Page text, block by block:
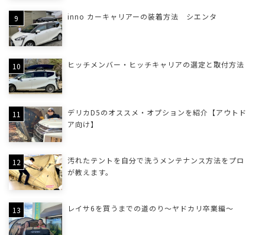
inno カーキャリアーの装着方法 シエンタ
ヒッチメンバー・ヒッチキャリアの選定と取付方法
デリカD5のオススメ・オプションを紹介【アウトド
ア向け】
汚れたテントを自分で洗うメンテナンス方法をプロ
が教えます。
レイサ6を買うまでの道のり〜ヤドカリ卒業編〜